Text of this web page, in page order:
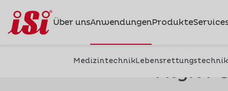
Über unsAnwendungenProdukte
MedizintechnikLebensrettungstechnik
High